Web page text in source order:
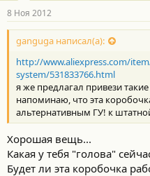
8 Ноя 2012
ganguga написал(а):
http://www.aliexpress.com/
system/531833766.html
я же предлагал привези
напоминаю, что эта
альтернативным ГУ! к
Хорошая вещь...
Какая у тебя "голова"
Будет ли эта коробочка